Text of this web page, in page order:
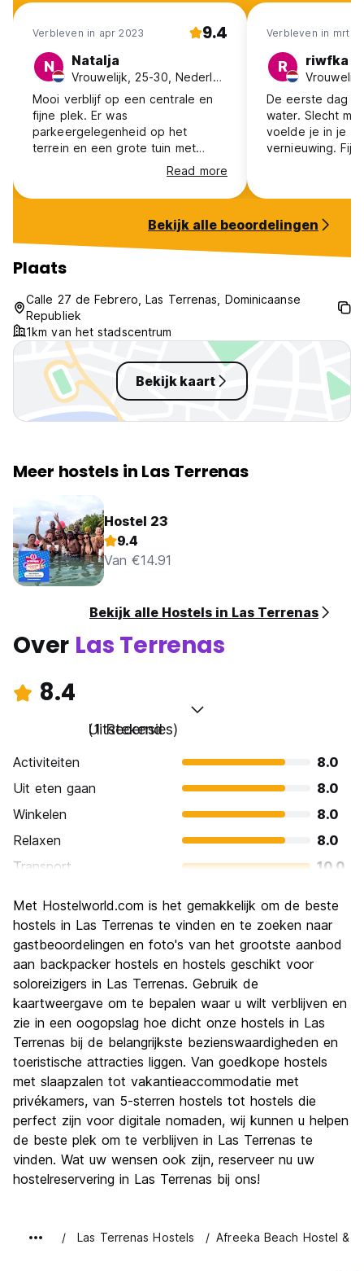
Verbleven in apr 2023 9.4
N Natalja
Vrouwelijk, 25-30, Nederland
Mooi verblijf op een centrale en
fijne plek. Er was
parkeergelegenheid op het
terrein en een grote tuin met
zwembad. Het enige minpunt was
dat midden in de nacht veel
geschreeuw en gefeest was in
Read more
Verbleven in mrt
R riwfka
De eerste dag
water. Slecht
voelde je in je
vernieuwing. Fijme locatie
Bekijk alle beoordelingen
Plaats
Calle 27 de Febrero, Las Terrenas, Dominicaanse
Republiek
1km van het stadscentrum
Bekijk kaart
Meer hostels in Las Terrenas
Hostel 23
9.4
Van €14.91
Bekijk alle Hostels in Las Terrenas
Over Las Terrenas
8.4
Uitstekend
(1 Recensies)
Activiteiten
8.0
Uit eten gaan
8.0
Winkelen
8.0
Relaxen
8.0
Transport
10.0
Cultuur
6.0
Uitgaan
10.0
Waarde voor uw geld
Met Hostelworld.com is het gemakkelijk om de beste
hostels in Las Terrenas te vinden en te zoeken naar
gastbeoordelingen en foto's van het grootste aanbod
aan backpacker hostels en hostels geschikt voor
soloreizigers in Las Terrenas. Gebruik de
kaartweergave om te bepalen waar u wilt verblijven en
zie in een oogopslag hoe dicht onze hostels in Las
Terrenas bij de belangrijkste bezienswaardigheden en
toeristische attracties liggen. Van goedkope hostels
met slaapzalen tot vakantieaccommodatie met
privékamers, van 5-sterren hostels tot hostels die
perfect zijn voor digitale nomaden, wij kunnen u helpen
de beste plek om te verblijven in Las Terrenas te
vinden. Wat uw wensen ook zijn, reserveer nu uw
hostelreservering in Las Terrenas bij ons!
Las Terrenas Hostels Afreeka Beach Hostel &